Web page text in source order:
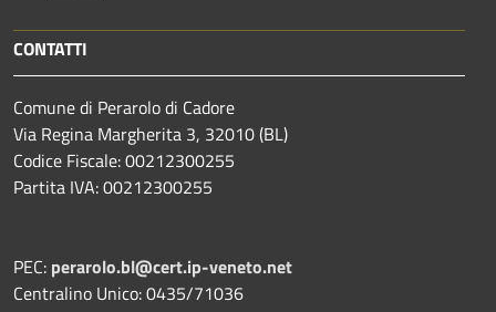
CONTATTI
Comune di Perarolo di Cadore
Via Regina Margherita 3, 32010 (BL)
Codice Fiscale: 00212300255
Partita IVA: 00212300255
PEC: perarolo.bl@cert.ip-veneto.net
Centralino Unico: 0435/71036